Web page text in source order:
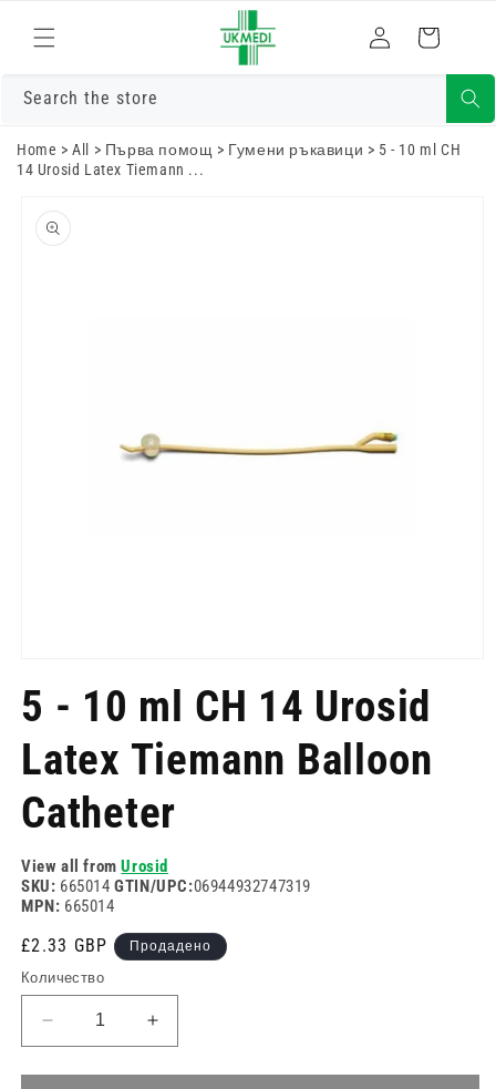
към
съдържанието
Влизам Количка
Search the store
Home >All > Първа помощ > Гумени ръкавици > 5 - 10 ml CH
14 Urosid Latex Tiemann ...
информацията
за продукта
1
в
режим
5 - 10 ml CH 14 Urosid
Latex Tiemann Balloon
Catheter
View all fromUrosid
SKU: 665014GTIN/UPC:06944932747319
MPN: 665014
Редовна
цена
£2.33 GBP Продадено
Количество
Намаляване
на
количеството
Увеличете
количеството
за